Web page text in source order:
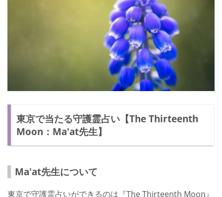
東京で当たる守護霊占い【The Thirteenth
Moon：Ma'at先生】
Ma'at先生について
東京で守護霊占いができるのは『The Thirteenth Moon』